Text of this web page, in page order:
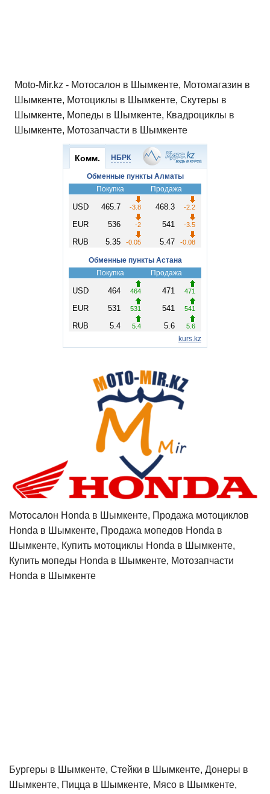
Moto-Mir.kz - Мотосалон в Шымкенте, Мотомагазин в
Шымкенте, Мотоциклы в Шымкенте, Скутеры в
Шымкенте, Мопеды в Шымкенте, Квадроциклы в
Шымкенте, Мотозапчасти в Шымкенте
Мотосалон Honda в Шымкенте, Продажа мотоциклов
Honda в Шымкенте, Продажа мопедов Honda в
Шымкенте, Купить мотоциклы Honda в Шымкенте,
Купить мопеды Honda в Шымкенте, Мотозапчасти
Honda в Шымкенте
Бургеры в Шымкенте, Стейки в Шымкенте, Донеры в
Шымкенте, Пицца в Шымкенте, Мясо в Шымкенте,